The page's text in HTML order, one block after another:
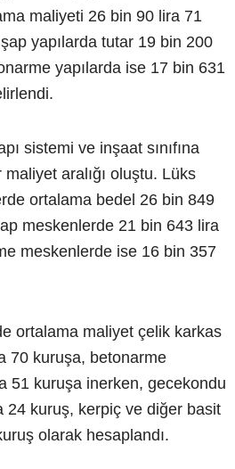
maliyeti 26 bin 90 lira 71
yapılarda tutar 19 bin 200
yapılarda ise 17 bin 631
sistemi ve inşaat sınıfına
aralığı oluştu. Lüks
ortalama bedel 26 bin 849
meskenlerde 21 bin 643 lira
meskenlerde ise 16 bin 357
ortalama maliyet çelik karkas
70 kuruşa, betonarme
51 kuruşa inerken, gecekondu
24 kuruş, kerpiç ve diğer basit
olarak hesaplandı.